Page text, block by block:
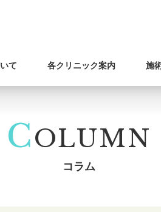
て 各クリニック案内 施
COLUMN
コラム